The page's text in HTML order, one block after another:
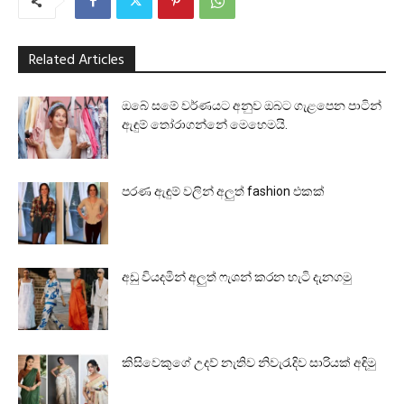
Related Articles
ඔබේ සමේ වර්ණයට අනුව ඔබට ගැළපෙන පාටින්
ඇඳුම් තෝරාගන්නේ මෙහෙමයි.
පරණ ඇඳුම් වලින් අලුත් fashion එකක්
අඩු වියදමින් අලුත් ෆැශන් කරන හැටි දැනගමු
කිසිවෙකුගේ උදව් නැතිව නිවැරැදිව සාරියක් අඳිමු